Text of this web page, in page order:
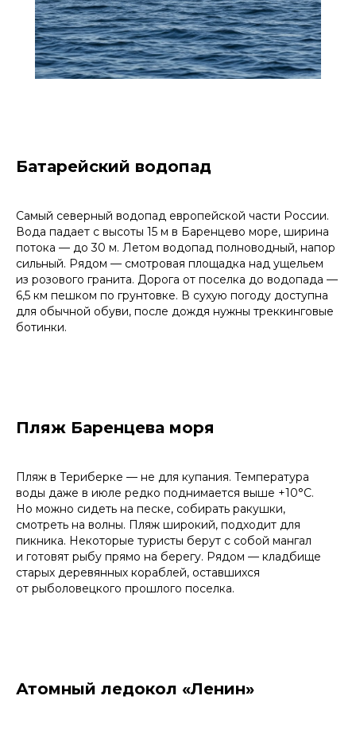
Батарейский водопад
Самый северный водопад европейской части России.
Вода падает с высоты 15 м в Баренцево море, ширина
потока — до 30 м. Летом водопад полноводный, напор
сильный. Рядом — смотровая площадка над ущельем
из розового гранита. Дорога от поселка до водопада —
6,5 км пешком по грунтовке. В сухую погоду доступна
для обычной обуви, после дождя нужны треккинговые
ботинки.
Пляж Баренцева моря
Пляж в Териберке — не для купания. Температура
воды даже в июле редко поднимается выше +10°C.
Но можно сидеть на песке, собирать ракушки,
смотреть на волны. Пляж широкий, подходит для
пикника. Некоторые туристы берут с собой мангал
и готовят рыбу прямо на берегу. Рядом — кладбище
старых деревянных кораблей, оставшихся
от рыболовецкого прошлого поселка.
Атомный ледокол «Ленин»